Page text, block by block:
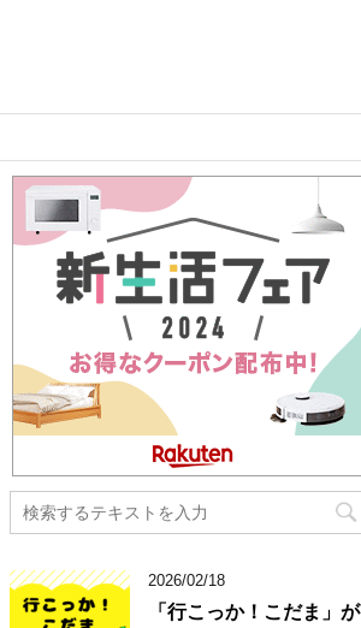
2026/02/18
「行こっか！こだま」が